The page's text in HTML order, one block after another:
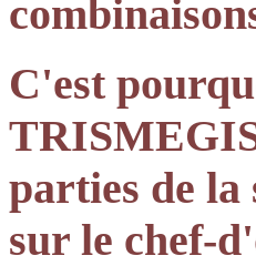
C'est
parties de la
sur le chef-